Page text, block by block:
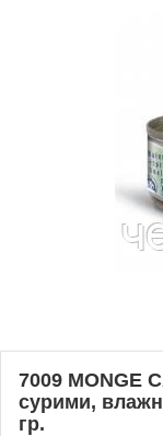
7009 MONGE
сурими,
гр.